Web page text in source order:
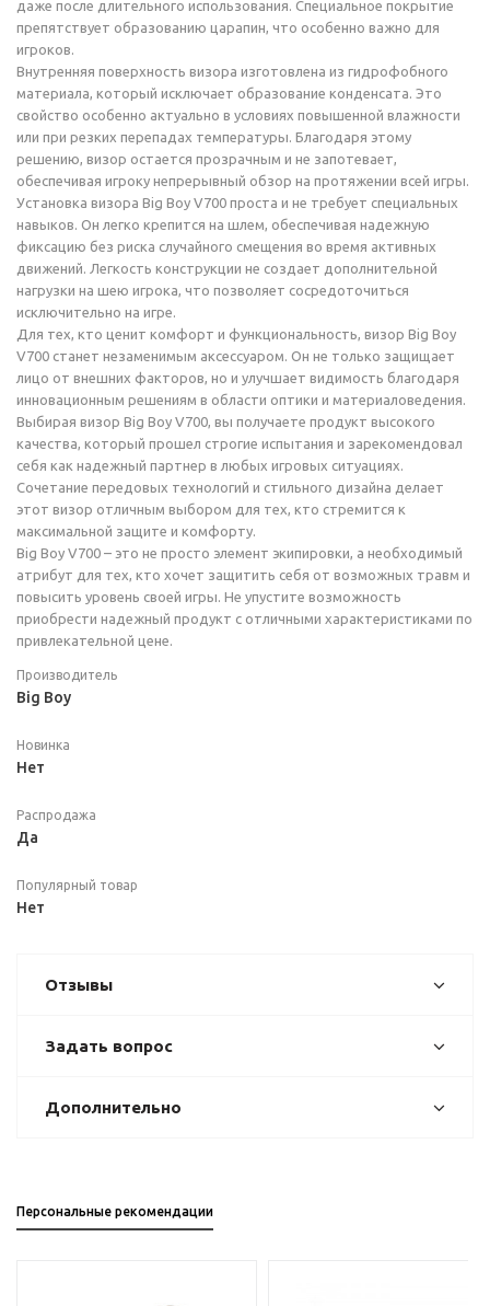
даже после длительного использования. Специальное покрытие
препятствует образованию царапин, что особенно важно для
игроков.
Внутренняя поверхность визора изготовлена из гидрофобного
материала, который исключает образование конденсата. Это
свойство особенно актуально в условиях повышенной влажности
или при резких перепадах температуры. Благодаря этому
решению, визор остается прозрачным и не запотевает,
обеспечивая игроку непрерывный обзор на протяжении всей игры.
Установка визора Big Boy V700 проста и не требует специальных
навыков. Он легко крепится на шлем, обеспечивая надежную
фиксацию без риска случайного смещения во время активных
движений. Легкость конструкции не создает дополнительной
нагрузки на шею игрока, что позволяет сосредоточиться
исключительно на игре.
Для тех, кто ценит комфорт и функциональность, визор Big Boy
V700 станет незаменимым аксессуаром. Он не только защищает
лицо от внешних факторов, но и улучшает видимость благодаря
инновационным решениям в области оптики и материаловедения.
Выбирая визор Big Boy V700, вы получаете продукт высокого
качества, который прошел строгие испытания и зарекомендовал
себя как надежный партнер в любых игровых ситуациях.
Сочетание передовых технологий и стильного дизайна делает
этот визор отличным выбором для тех, кто стремится к
максимальной защите и комфорту.
Big Boy V700 – это не просто элемент экипировки, а необходимый
атрибут для тех, кто хочет защитить себя от возможных травм и
повысить уровень своей игры. Не упустите возможность
приобрести надежный продукт с отличными характеристиками по
привлекательной цене.
Производитель
Big Boy
Новинка
Нет
Распродажа
Да
Популярный товар
Нет
Отзывы
Задать вопрос
Дополнительно
Персональные рекомендации